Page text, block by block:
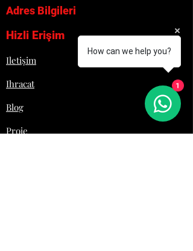
Adres Bilgileri
Hizli Erişim
Iletişim
Ihracat
Blog
Proje
How can we help you?
1